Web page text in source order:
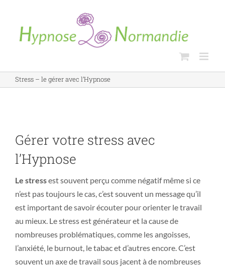
content
Stress – le gérer avec l’Hypnose
Gérer votre stress avec
l’Hypnose
Le stressest souvent perçu comme négatif même si ce
n’est pas toujours le cas, c’est souvent un message qu’il
est important de savoir écouter pour orienter le travail
au mieux. Le stress est générateur et la cause de
nombreuses problématiques, comme les angoisses,
l’anxiété, le burnout, le tabac et d’autres encore. C’est
souvent un axe de travail sous jacent à de nombreuses